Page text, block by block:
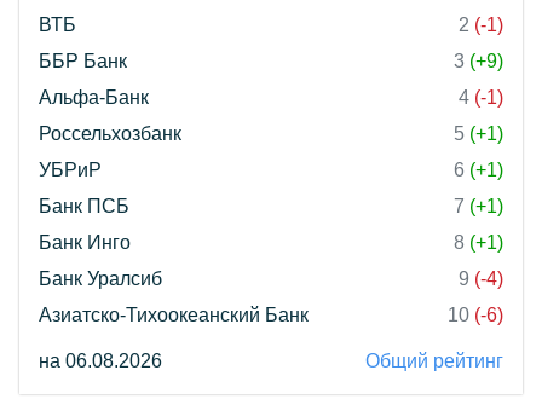
ВТБ
2 (-1)
ББР Банк
3 (+9)
Альфа-Банк
4 (-1)
Россельхозбанк
5 (+1)
УБРиР
6 (+1)
Банк ПСБ
7 (+1)
Банк Инго
8 (+1)
Банк Уралсиб
9 (-4)
Азиатско-Тихоокеанский Банк
10 (-6)
на 06.08.2026 Общий рейтинг